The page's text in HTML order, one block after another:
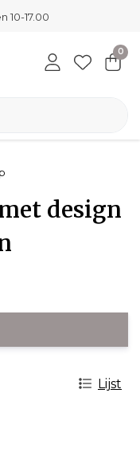
10-17.00
0
design
Lijst